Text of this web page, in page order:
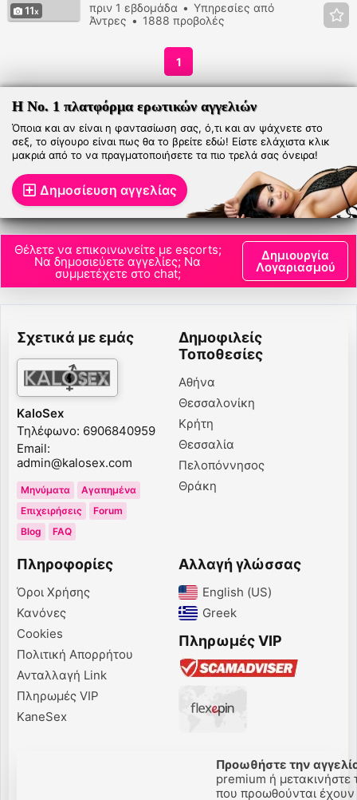
11 πριν 1 εβδομάδα
Υπηρεσίες από
Άντρες
1888 προβολές
1
Η Νο. 1 πλατφόρμα ερωτικών αγγελιών
Όποια και αν είναι η φαντασίωση σας, ό,τι και αν ψάχνετε στο
σεξ, το σίγουρο είναι πως θα το βρείτε εδώ! Είστε ελάχιστα κλικ
μακριά από το να πραγματοποιήσετε τα πιο τρελά σας όνειρα!
Δημοσίευση αγγελίας
Θέλετε να επικοινωνείτε με escorts;
Να δημοσιεύετε αγγελίες; Να
συμμετέχετε στο chat;
Δημιουργία
Λογαριασμού
Σχετικά με εμάς
KaloSex
Τηλέφωνο: 6906840959
Email:
admin@kalosex.com
Μηνύματα
Αγαπημένα
Επιχειρήσεις
Forum
Blog
FAQ
Δημοφιλείς
Τοποθεσίες
Αθήνα
Θεσσαλονίκη
Κρήτη
Θεσσαλία
Πελοπόννησος
Θράκη
Πληροφορίες
Όροι Χρήσης
Κανόνες
Cookies
Πολιτική Απορρήτου
Ανταλλαγή Link
Πληρωμές VIP
KaneSex
Αλλαγή γλώσσας
English (US)‎
Greek‎
Πληρωμές VIP
Προωθήστε την
premium ή μετακινήστε
που προωθούνται έχουν